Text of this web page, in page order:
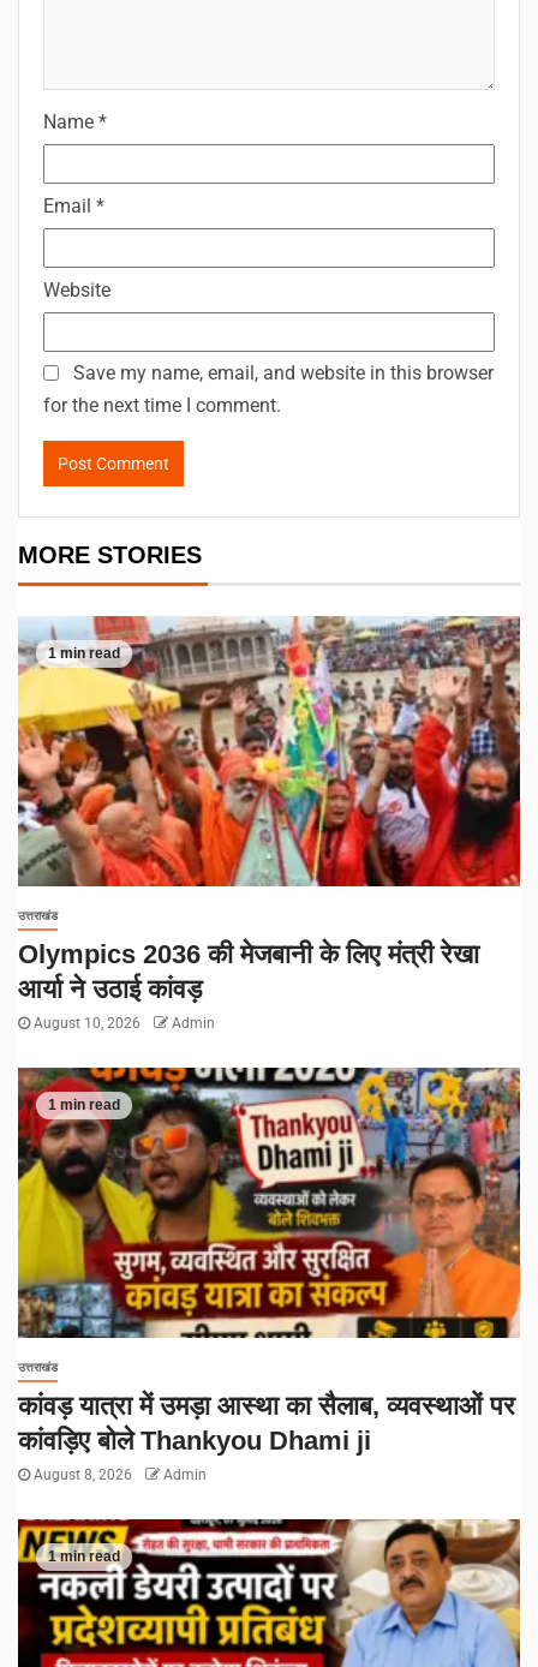
Name *
Email *
Website
Save my name, email, and website in this browser
for the next time I comment.
MORE STORIES
1 min read
उत्तराखंड
Olympics 2036 की मेजबानी के लिए मंत्री रेखा
आर्या ने उठाई कांवड़
August 10, 2026 Admin
1 min read
उत्तराखंड
कांवड़ यात्रा में उमड़ा आस्था का सैलाब, व्यवस्थाओं पर
कांवड़िए बोले Thankyou Dhami ji
August 8, 2026 Admin
1 min read